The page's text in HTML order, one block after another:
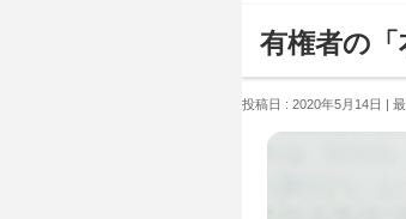
有権者の「
投稿日 : 2020年5月14日